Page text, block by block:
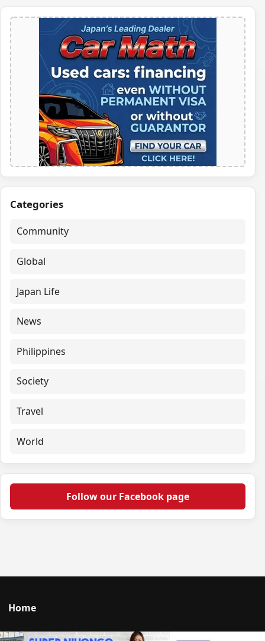
Categories
Community
Global
Japan Life
News
Philippines
Society
Travel
World
Follow our Facebook page
Home
Talk to us